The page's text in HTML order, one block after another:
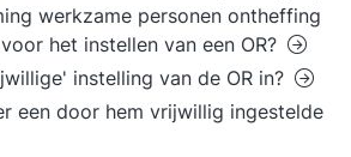
werkzame personen ontheffing
het instellen van een OR?
instelling van de OR in?
een door hem vrijwillig ingestelde